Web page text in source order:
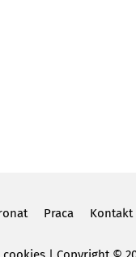
Praca Kontakt